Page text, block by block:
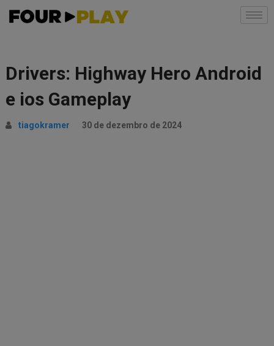
Drivers: Highway Hero Android
e ios Gameplay
tiagokramer 30 de dezembro de 2024